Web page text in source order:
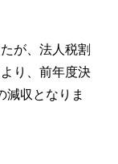
が、法人税割
り、前年度決
収となりま